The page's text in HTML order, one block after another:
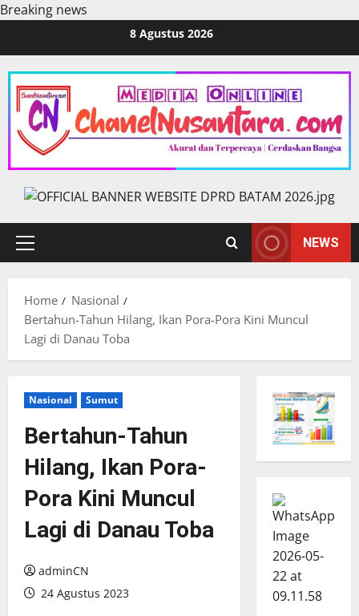
Breaking news
content
8 Agustus 2026
Primary
NEWS
Home
Nasional
Bertahun-Tahun Hilang, Ikan Pora-Pora Kini Muncul
Lagi di Danau Toba
Nasional Sumut
Bertahun-Tahun
Hilang, Ikan Pora-
Pora Kini Muncul
Lagi di Danau Toba
adminCN
24 Agustus 2023